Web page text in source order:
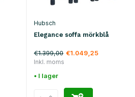
Hubsch
Elegance soffa mörkblå
€1.399,00 €1.049,25
Inkl. moms
• I lager